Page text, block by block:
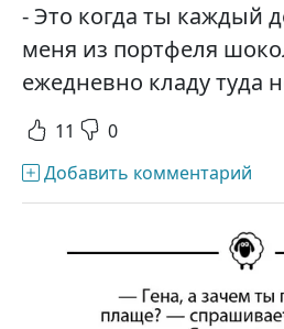
- Это когда ты каждый
меня из портфеля
ежедневно кладу туда
11 0
Добавить комментарий